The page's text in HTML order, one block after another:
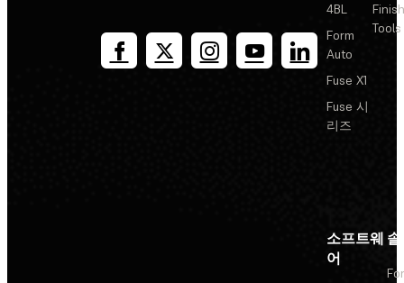
4BL
Form
Auto
Fuse X1
Fuse 시
리즈
Tools
소프트웨
어